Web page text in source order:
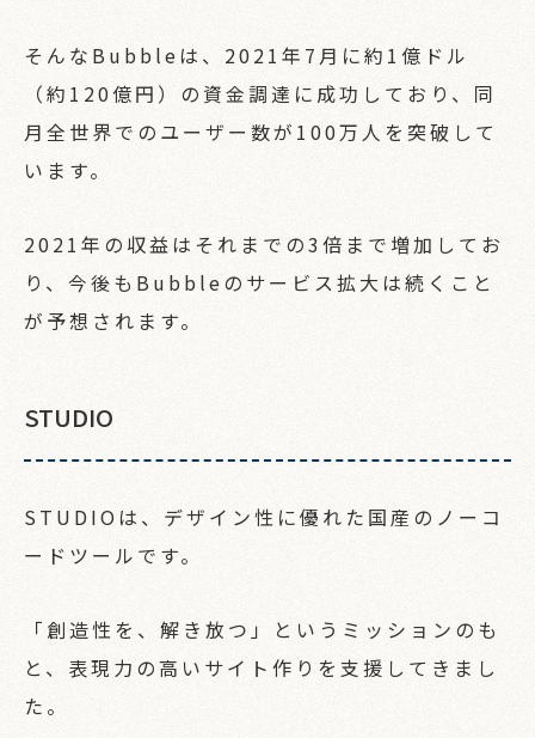
そんなBubbleは、2021年7月に約1億ドル
（約120億円）の資金調達に成功しており、同
月全世界でのユーザー数が100万人を突破して
います。
2021年の収益はそれまでの3倍まで増加してお
り、今後もBubbleのサービス拡大は続くこと
が予想されます。
STUDIO
STUDIOは、デザイン性に優れた国産のノーコ
ードツールです。
「創造性を、解き放つ」というミッションのも
と、表現力の高いサイト作りを支援してきまし
た。